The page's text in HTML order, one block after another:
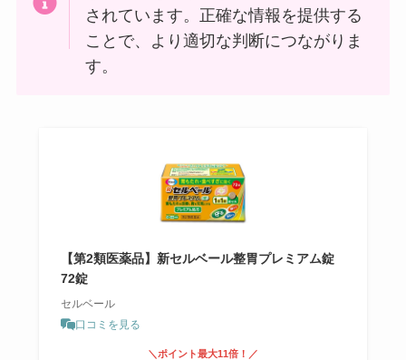
されています。正確な情報を提供する
ことで、より適切な判断につながりま
す。
【第2類医薬品】新セルベール整胃プレミアム錠
72錠
セルベール
口コミを見る
＼ポイント最大11倍！／